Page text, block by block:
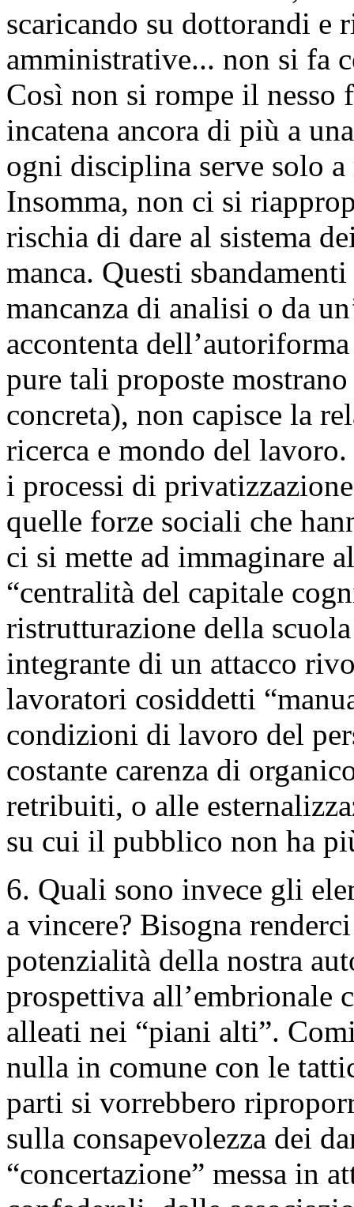
scaricando su dottorandi e
amministrative... non si fa
Così non si rompe il nesso
incatena ancora di più a
ogni disciplina serve solo
Insomma, non ci si
rischia di dare al sistema
manca. Questi
mancanza di analisi o da
accontenta
pure tali proposte
concreta), non capisce la
ricerca e mondo del
i processi di
quelle forze sociali che
ci si mette ad immaginare
“centralità del capitale
ristrutturazione della
integrante di un attacco
lavoratori cosiddetti
condizioni di lavoro del
costante carenza di
retribuiti, o alle
su cui il pubblico non ha
6. Quali sono invece gli
a vincere? Bisogna
potenzialità della nostra
prospettiva all’embrionale
alleati nei “piani alti”.
nulla in comune con le
parti si vorrebbero
sulla consapevolezza dei
“concertazione” messa in